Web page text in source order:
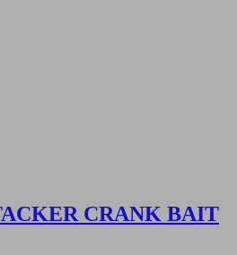
CRANK BAIT